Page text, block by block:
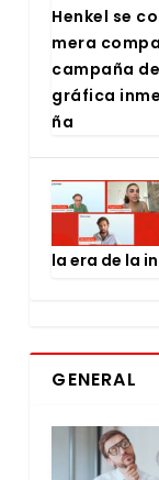
Hen­kel se
me­ra
cam­pa­ña
grá­fi­ca
ña
la era de la
GENERAL